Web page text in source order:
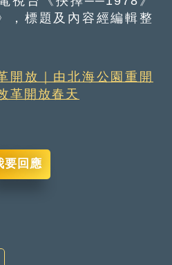
，標題及內容經編輯整
開放｜由北海公園重開
革開放春天
要回應